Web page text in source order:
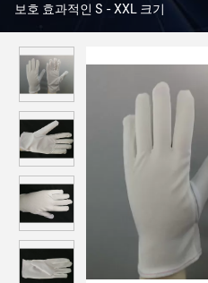
보호 효과적인 S - XXL 크기